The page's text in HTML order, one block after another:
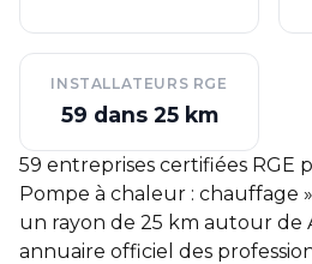
INSTALLATEURS RGE
59 dans 25 km
59 entreprises certifiées RGE
Pompe à chaleur : chauffage
un rayon de 25 km autour de
annuaire officiel des